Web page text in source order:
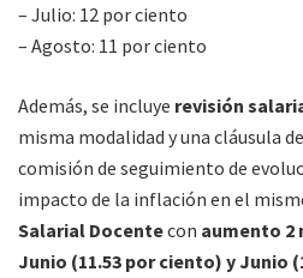
– Julio: 12 por ciento
– Agosto: 11 por ciento
Además, se incluye revisión
misma modalidad y una cláusula
comisión de seguimiento de
impacto de la inflación en el
Salarial Docentecon aumento 2
Junio (11.53 por ciento) y Junio